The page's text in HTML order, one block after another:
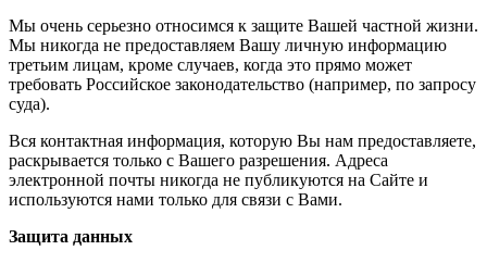
Мы очень серьезно относимся к защите Вашей частной жизни.
Мы никогда не предоставляем Вашу личную информацию
третьим лицам, кроме случаев, когда это прямо может
требовать Российское законодательство (например, по запросу
суда).
Вся контактная информация, которую Вы нам предоставляете,
раскрывается только с Вашего разрешения. Адреса
электронной почты никогда не публикуются на Сайте и
используются нами только для связи с Вами.
Защита данных